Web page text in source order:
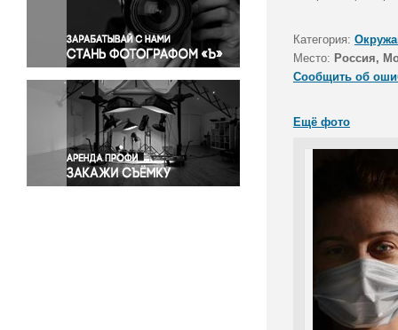
Правосудие
Происшествия и конфликты
Религия
Светская жизнь
Спорт
Экология
Экономика и бизнес
Категория:
Место: Россия,
Сообщить об
Ещё фото